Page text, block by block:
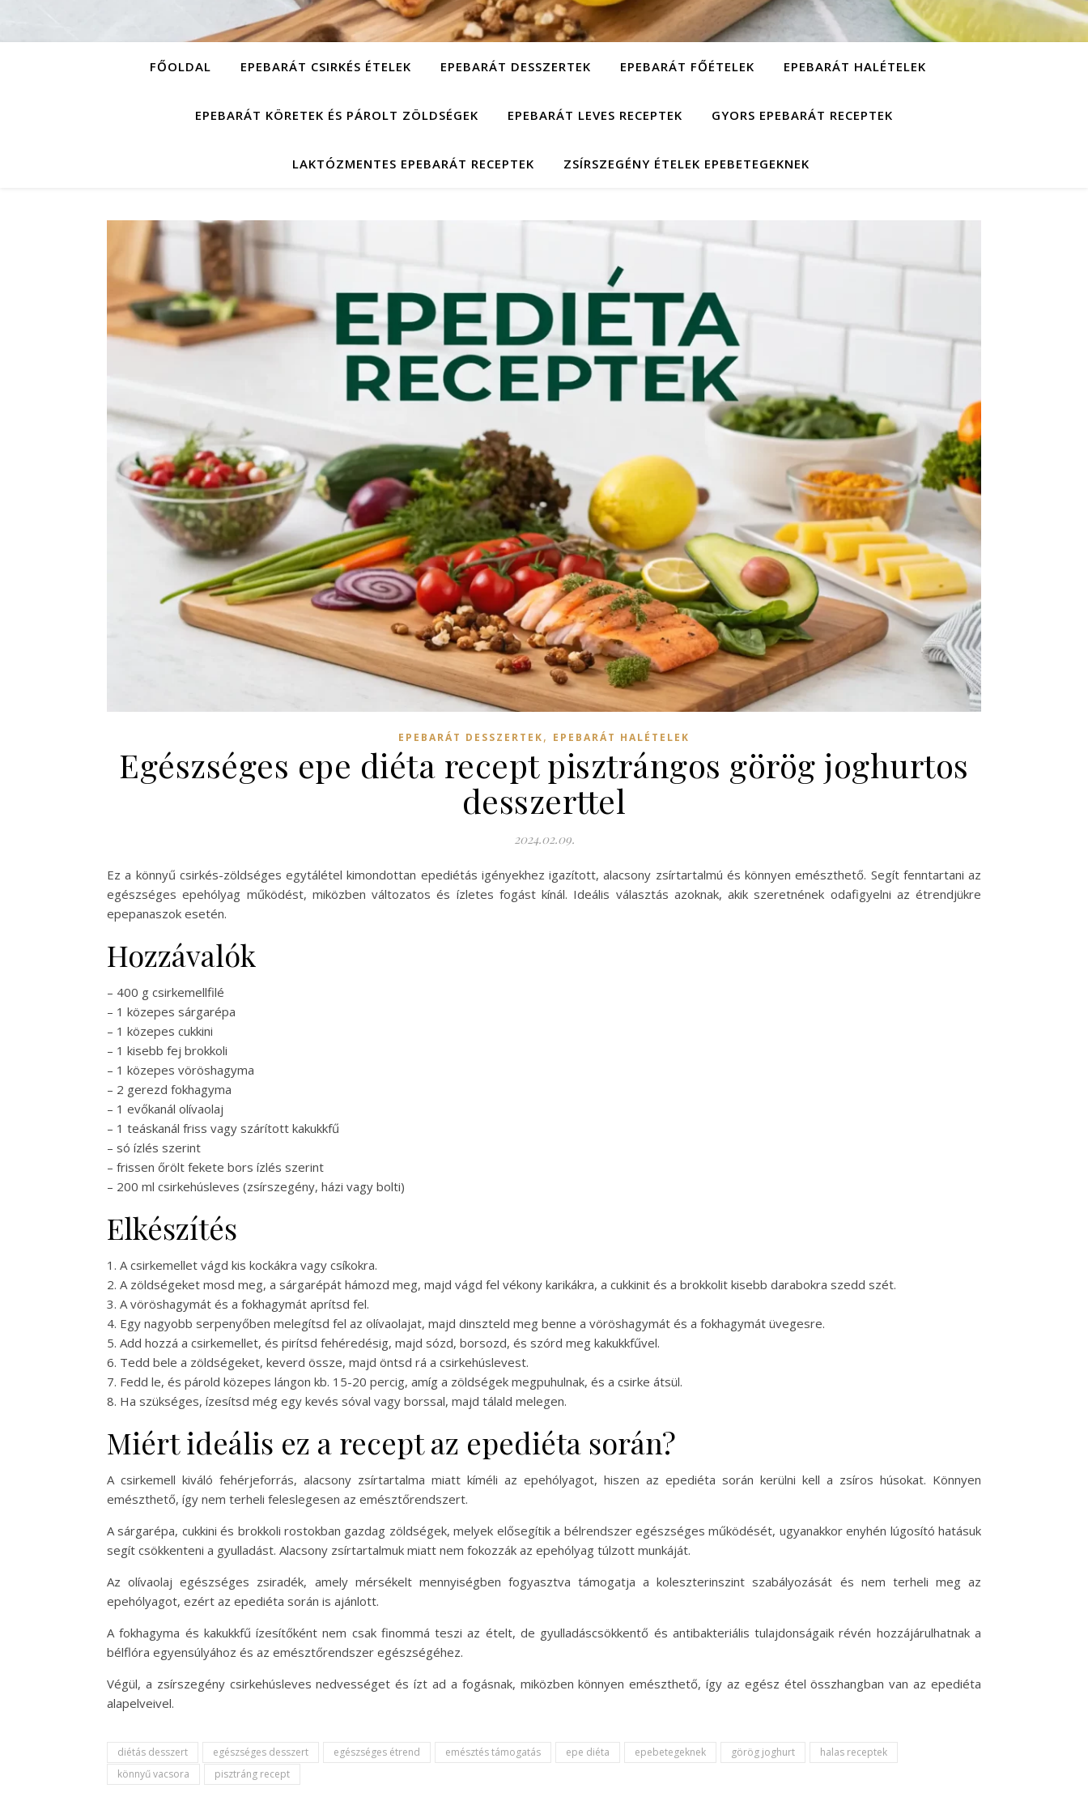
FŐOLDAL EPEBARÁT CSIRKÉS ÉTELEK EPEBARÁT DESSZERTEK EPEBARÁT FŐÉTELEK EPEBARÁT HALÉTELEK
EPEBARÁT KÖRETEK ÉS PÁROLT ZÖLDSÉGEK EPEBARÁT LEVES RECEPTEK GYORS EPEBARÁT RECEPTEK
LAKTÓZMENTES EPEBARÁT RECEPTEK ZSÍRSZEGÉNY ÉTELEK EPEBETEGEKNEK
EPEBARÁT DESSZERTEK, EPEBARÁT HALÉTELEK
Egészséges epe diéta recept pisztrángos görög joghurtos
desszerttel
2024.02.09.
Ez a könnyű csirkés-zöldséges egytálétel kimondottan epediétás igényekhez igazított, alacsony zsírtartalmú és könnyen emészthető. Segít fenntartani az
egészséges epehólyag működést, miközben változatos és ízletes fogást kínál. Ideális választás azoknak, akik szeretnének odafigyelni az étrendjükre
epepanaszok esetén.
Hozzávalók
– 400 g csirkemellfilé
– 1 közepes sárgarépa
– 1 közepes cukkini
– 1 kisebb fej brokkoli
– 1 közepes vöröshagyma
– 2 gerezd fokhagyma
– 1 evőkanál olívaolaj
– 1 teáskanál friss vagy szárított kakukkfű
– só ízlés szerint
– frissen őrölt fekete bors ízlés szerint
– 200 ml csirkehúsleves (zsírszegény, házi vagy bolti)
Elkészítés
1. A csirkemellet vágd kis kockákra vagy csíkokra.
2. A zöldségeket mosd meg, a sárgarépát hámozd meg, majd vágd fel vékony karikákra, a cukkinit és a brokkolit kisebb darabokra szedd szét.
3. A vöröshagymát és a fokhagymát aprítsd fel.
4. Egy nagyobb serpenyőben melegítsd fel az olívaolajat, majd dinszteld meg benne a vöröshagymát és a fokhagymát üvegesre.
5. Add hozzá a csirkemellet, és pirítsd fehéredésig, majd sózd, borsozd, és szórd meg kakukkfűvel.
6. Tedd bele a zöldségeket, keverd össze, majd öntsd rá a csirkehúslevest.
7. Fedd le, és párold közepes lángon kb. 15-20 percig, amíg a zöldségek megpuhulnak, és a csirke átsül.
8. Ha szükséges, ízesítsd még egy kevés sóval vagy borssal, majd tálald melegen.
Miért ideális ez a recept az epediéta során?
A csirkemell kiváló fehérjeforrás, alacsony zsírtartalma miatt kíméli az epehólyagot, hiszen az epediéta során kerülni kell a zsíros húsokat. Könnyen
emészthető, így nem terheli feleslegesen az emésztőrendszert.
A sárgarépa, cukkini és brokkoli rostokban gazdag zöldségek, melyek elősegítik a bélrendszer egészséges működését, ugyanakkor enyhén lúgosító hatásuk
segít csökkenteni a gyulladást. Alacsony zsírtartalmuk miatt nem fokozzák az epehólyag túlzott munkáját.
Az olívaolaj egészséges zsiradék, amely mérsékelt mennyiségben fogyasztva támogatja a koleszterinszint szabályozását és nem terheli meg az
epehólyagot, ezért az epediéta során is ajánlott.
A fokhagyma és kakukkfű ízesítőként nem csak finommá teszi az ételt, de gyulladáscsökkentő és antibakteriális tulajdonságaik révén hozzájárulhatnak a
bélflóra egyensúlyához és az emésztőrendszer egészségéhez.
Végül, a zsírszegény csirkehúsleves nedvességet és ízt ad a fogásnak, miközben könnyen emészthető, így az egész étel összhangban van az epediéta
alapelveivel.
diétás desszert egészséges desszert egészséges étrend emésztés támogatás epe diéta epebetegeknek görög joghurt
halas receptek
könnyű vacsora
pisztráng recept